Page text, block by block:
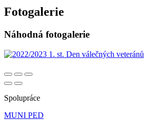
Fotogalerie
Náhodná fotogalerie
Spolupráce
MUNI PED